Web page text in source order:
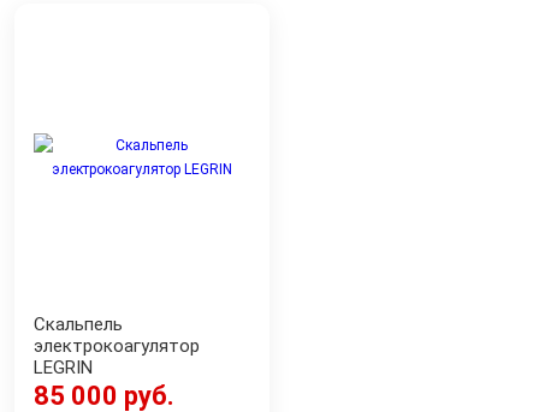
Скальпель
электрокоагулятор
LEGRIN
85 000 руб.